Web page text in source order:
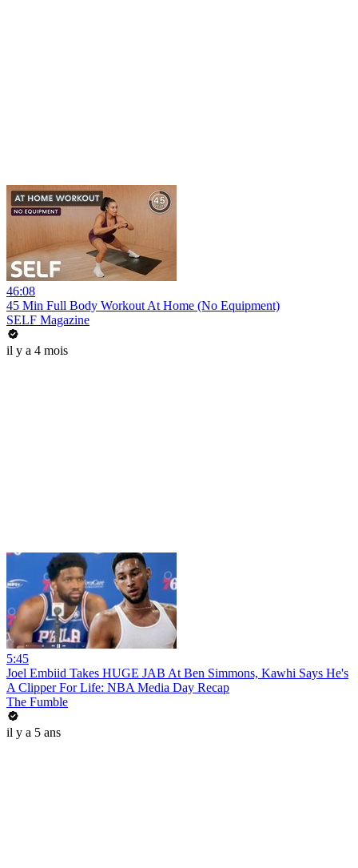
46:08
45 Min Full Body Workout At Home (No Equipment)
SELF Magazine
il y a 4 mois
5:45
Joel Embiid Takes HUGE JAB At Ben Simmons, Kawhi Says He's
A Clipper For Life: NBA Media Day Recap
The Fumble
il y a 5 ans